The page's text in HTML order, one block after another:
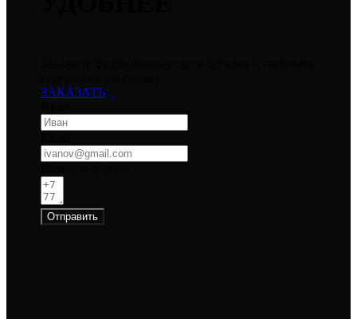
ЗАКАЗАТЬ
Отправить